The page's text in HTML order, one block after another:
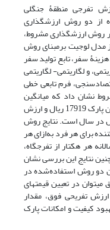
تفرجی منطقۀ جنگلی
از دو روش ارزش‏گذاری
ارزش‏گذاری مشروط،
مدل لوجیت برمبنای روش
‏سفر، تابع تولید سفر
و لگاریتمی- لگاریتمی
فرم تابعی خطی
نشان داد که میانگین
تمایل به پرداخت هر فرد برای بازدید از این پارک 17919 ریال و ارزش
.نتایج روش
برای هر فرد به‌ازایهر
سالانه هر هکتار از تفرجگاه،
نتایج این بررسی نشان
درصد خطا) بین دو روش استفاده‌شده در
می‏توان در تعیین قیمت‏های
تفریحی فوق، مقدار
کیفیت و امکانات پارک